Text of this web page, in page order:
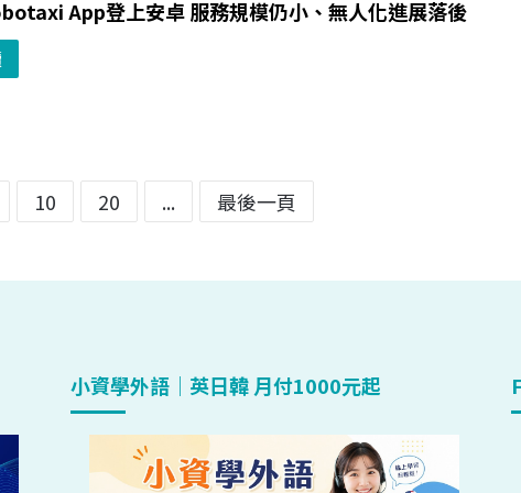
App登上安卓 服務規模仍小、無人化進展落後
10 20 ... 最後一頁
小資學外語｜英日韓 月付1000元起